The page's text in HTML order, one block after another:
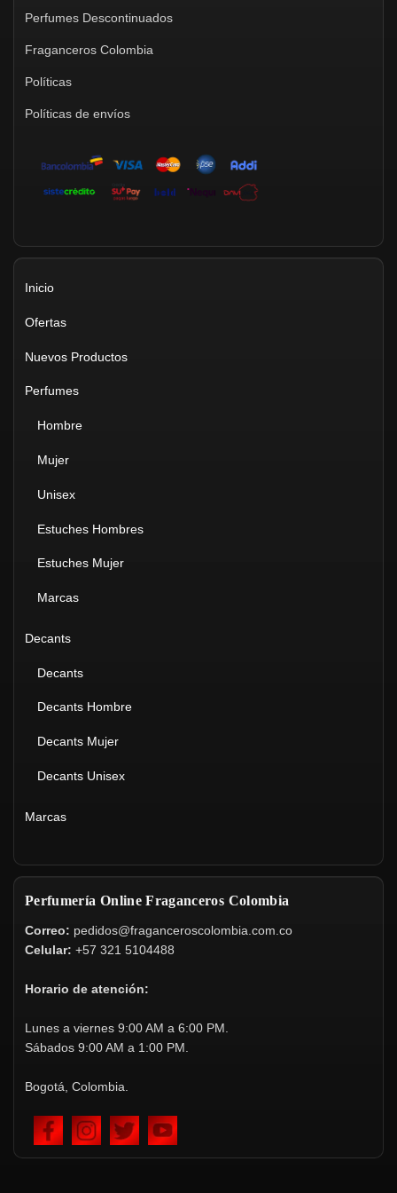
Perfumes Descontinuados
Fraganceros Colombia
Políticas
Políticas de envíos
Inicio
Ofertas
Nuevos Productos
Perfumes
Hombre
Mujer
Unisex
Estuches Hombres
Estuches Mujer
Marcas
Decants
Decants
Decants Hombre
Decants Mujer
Decants Unisex
Marcas
Perfumería Online Fraganceros Colombia
Correo: pedidos@fraganceroscolombia.com.co
Celular: +57 321 5104488
Horario de atención:
Lunes a viernes 9:00 AM a 6:00 PM.
Sábados 9:00 AM a 1:00 PM.
Bogotá, Colombia.